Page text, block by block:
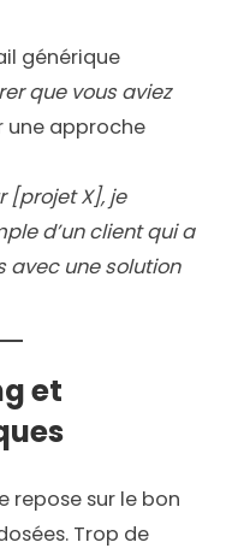
générique
que vous aviez
une approche
[projet X], je
d’un client qui a
avec une solution
et
repose sur le bon
Trop de